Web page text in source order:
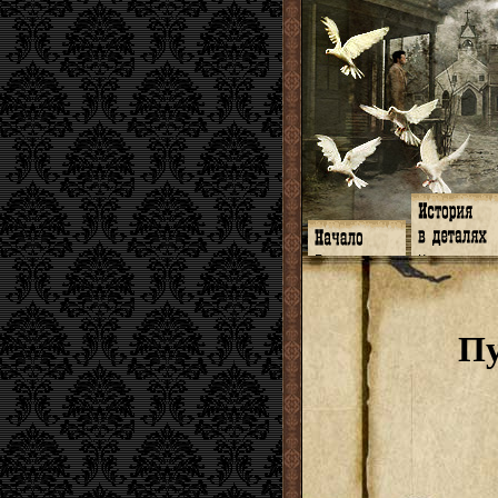
Главная
Программа
Форум
Facebook
Гостевая
Книги
Галереи
Музыка
Видео
Субтитры
Заметки
Мысли